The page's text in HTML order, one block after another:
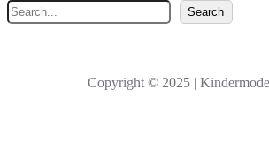
Z
o
e
Search
Copyright © 2025 |